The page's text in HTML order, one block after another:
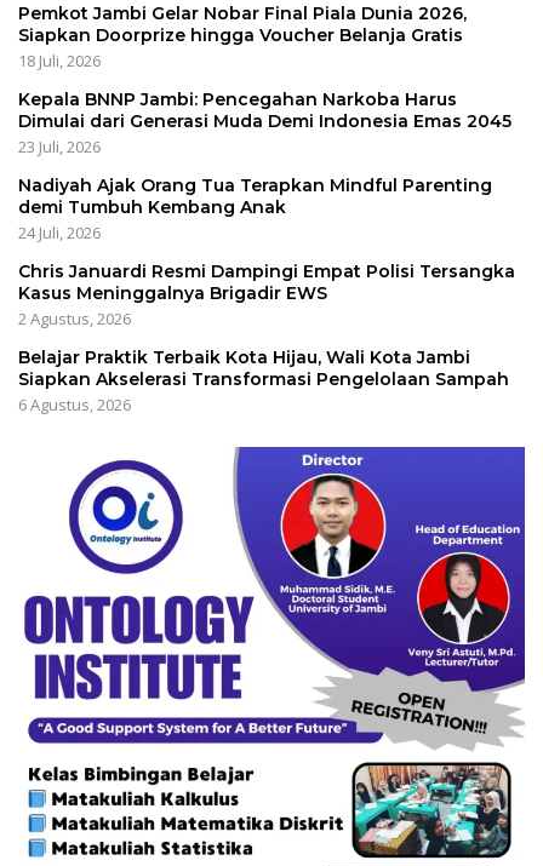
Pemkot Jambi Gelar Nobar Final Piala Dunia 2026,
Siapkan Doorprize hingga Voucher Belanja Gratis
18 Juli, 2026
Kepala BNNP Jambi: Pencegahan Narkoba Harus
Dimulai dari Generasi Muda Demi Indonesia Emas 2045
23 Juli, 2026
Nadiyah Ajak Orang Tua Terapkan Mindful Parenting
demi Tumbuh Kembang Anak
24 Juli, 2026
Chris Januardi Resmi Dampingi Empat Polisi Tersangka
Kasus Meninggalnya Brigadir EWS
2 Agustus, 2026
Belajar Praktik Terbaik Kota Hijau, Wali Kota Jambi
Siapkan Akselerasi Transformasi Pengelolaan Sampah
6 Agustus, 2026